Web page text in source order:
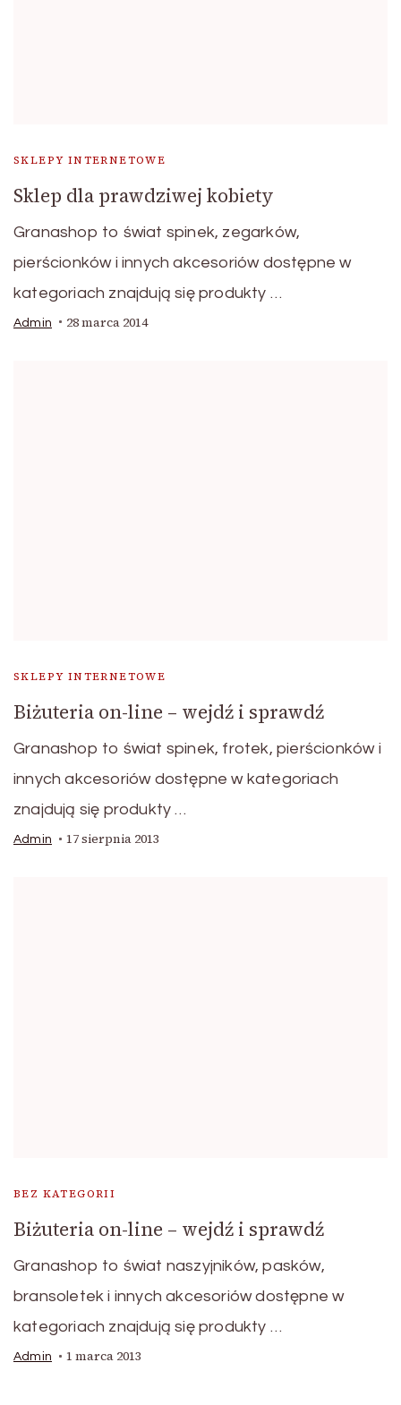
SKLEPY INTERNETOWE
Sklep dla prawdziwej kobiety
Granashop to świat spinek, zegarków,
pierścionków i innych akcesoriów dostępne w
kategoriach znajdują się produkty …
Admin 28 marca 2014
SKLEPY INTERNETOWE
Biżuteria on-line – wejdź i sprawdź
Granashop to świat spinek, frotek, pierścionków i
innych akcesoriów dostępne w kategoriach
znajdują się produkty …
Admin 17 sierpnia 2013
BEZ KATEGORII
Biżuteria on-line – wejdź i sprawdź
Granashop to świat naszyjników, pasków,
bransoletek i innych akcesoriów dostępne w
kategoriach znajdują się produkty …
Admin 1 marca 2013